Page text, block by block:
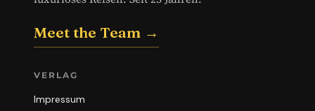
Meet the Team →
VERLAG
Impressum